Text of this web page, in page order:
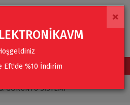
GÖRÜNTÜ SISTEMI
×
Eft'de %10 İndirim